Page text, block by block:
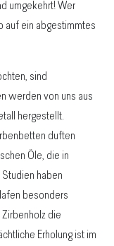
umgekehrt! Wer
auf ein abgestimmtes
sind
werden von uns aus
hergestellt.
duften
Öle, die in
haben
besonders
die
Erholung ist im